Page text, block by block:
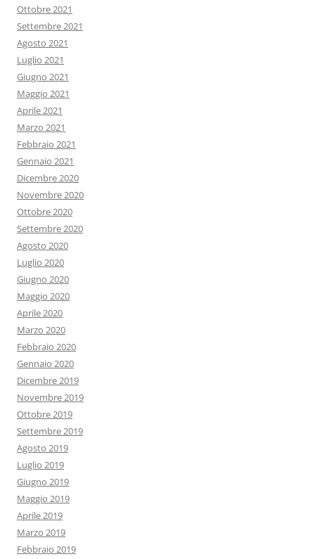
Ottobre 2021
Settembre 2021
Agosto 2021
Luglio 2021
Giugno 2021
Maggio 2021
Aprile 2021
Marzo 2021
Febbraio 2021
Gennaio 2021
Dicembre 2020
Novembre 2020
Ottobre 2020
Settembre 2020
Agosto 2020
Luglio 2020
Giugno 2020
Maggio 2020
Aprile 2020
Marzo 2020
Febbraio 2020
Gennaio 2020
Dicembre 2019
Novembre 2019
Ottobre 2019
Settembre 2019
Agosto 2019
Luglio 2019
Giugno 2019
Maggio 2019
Aprile 2019
Marzo 2019
Febbraio 2019